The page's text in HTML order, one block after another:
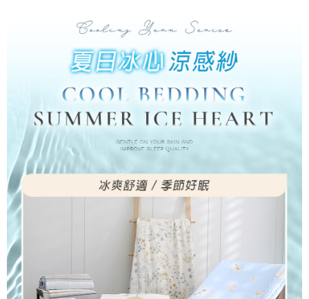
https://netprotections.freshdesk.com/support/home
１．透過由恩沛科技股份有限公司提供之「AFTEE先享後付」服務完成之交
易，需依本服務之必要範圍內提供個人資料，並將交易相關給付款項請求債
２．關於個人資料處理事宜，請瀏覽以下網址：
３．未成年的使用者請事先徵得法定代理人或監護人之同意方可使用
「AFTEE先享後付」，若未經同意申辦者引起之損失，本公司不負相關責
任。
４．使用「AFTEE先享後付」時，將依據個別帳號之用戶狀況，依本公司即
時審查核予不同之上限額度；若仍有額度不足之情形，本公司將視審查結果
請求用戶進行身份認證。
５．嚴禁一人註冊多個帳號或使用他人資訊註冊。若發現惡意使用之情形，
恩沛科技股份有限公司將有權停止該用戶之使用額度並採取法律行動。
每筆NT$100，滿NT$499(含以上)免運費
每筆NT$100，滿NT$499(含以上)免運費